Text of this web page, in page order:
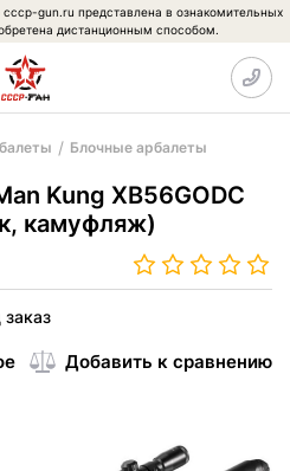
gun.ru представлена в ознакомительных
дистанционным способом.
Блочные арбалеты
Kung XB56GODC
камуфляж)
Добавить к сравнению